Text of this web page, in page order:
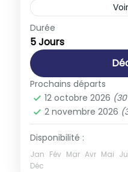
Espagne
1-30 People
Durée
5 Jours
Prochains départs
12 octobre 2026
2 novembre 2026
Disponibilité :
Jan Fév Mar Avr Mai
Déc